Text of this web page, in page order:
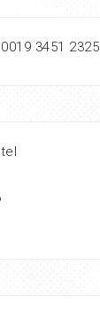
3451 2325